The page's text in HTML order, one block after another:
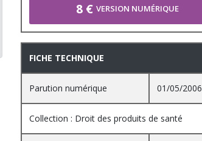
8 € VERSION NUMÉRIQUE
FICHE TECHNIQUE
Parution numérique 01/05/2006
Collection : Droit des produits de santé